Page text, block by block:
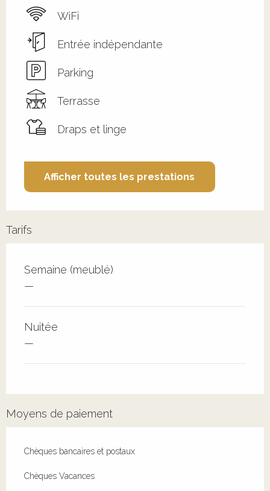
WiFi
Entrée indépendante
Parking
Terrasse
Draps et linge
Afficher toutes les prestations
Tarifs
Tarifs 2026
Semaine (meublé)
—
Nuitée
—
Moyens de paiement
Chèques bancaires et postaux
Chèques Vacances